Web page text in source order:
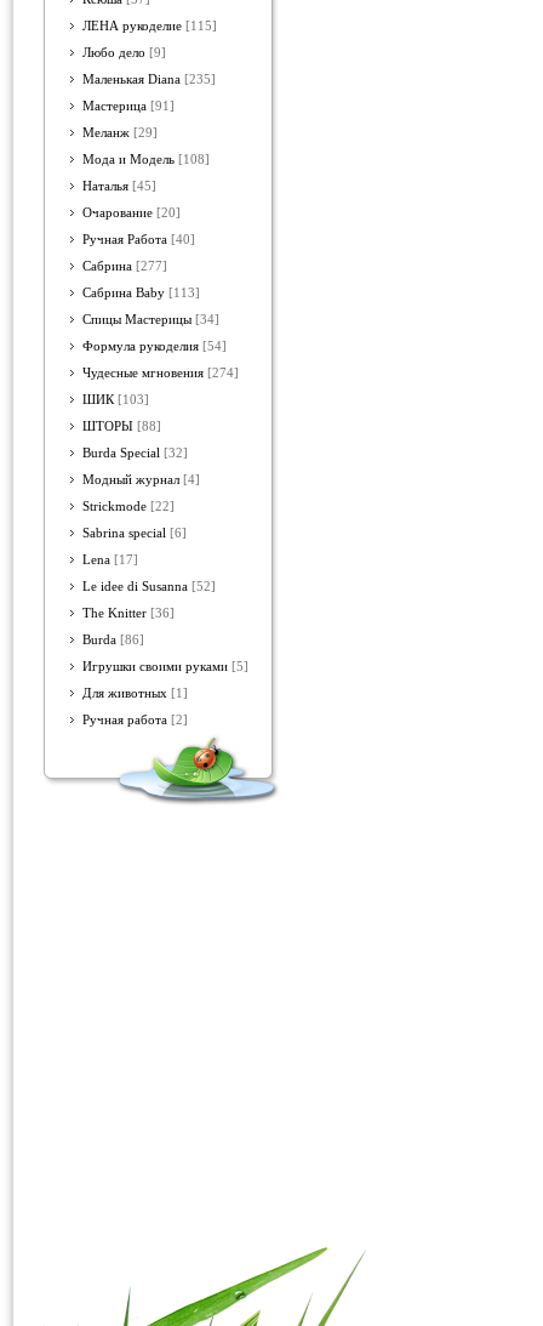
ЛЕНА рукоделие [115]
Любо дело [9]
Маленькая Diana [235]
Мастерица [91]
Меланж [29]
Мода и Модель [108]
Наталья [45]
Очарование [20]
Ручная Работа [40]
Сабрина [277]
Сабрина Baby [113]
Спицы Мастерицы [34]
Формула рукоделия [54]
Чудесные мгновения [274]
ШИК [103]
ШТОРЫ [88]
Burda Special [32]
Модный журнал [4]
Strickmode [22]
Sabrina special [6]
Lena [17]
Le idee di Susanna [52]
The Knitter [36]
Burda [86]
Игрушки своими руками [5]
Для животных [1]
Ручная работа [2]